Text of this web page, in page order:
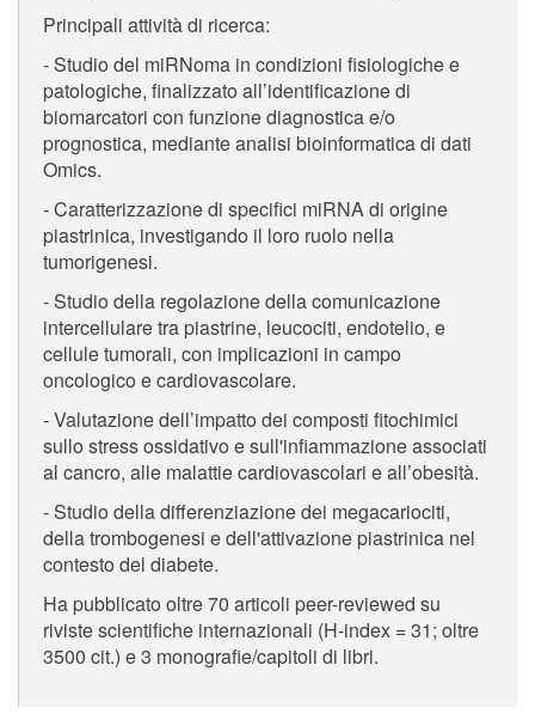
Principali attività di ricerca:
- Studio del miRNoma in condizioni fisiologiche e
patologiche, finalizzato all’identificazione di
biomarcatori con funzione diagnostica e/o
prognostica, mediante analisi bioinformatica di dati
Omics.
- Caratterizzazione di specifici miRNA di origine
piastrinica, investigando il loro ruolo nella
tumorigenesi.
- Studio della regolazione della comunicazione
intercellulare tra piastrine, leucociti, endotelio, e
cellule tumorali, con implicazioni in campo
oncologico e cardiovascolare.
- Valutazione dell’impatto dei composti fitochimici
sullo stress ossidativo e sull'infiammazione associati
al cancro, alle malattie cardiovascolari e all’obesità.
- Studio della differenziazione dei megacariociti,
della trombogenesi e dell'attivazione piastrinica nel
contesto del diabete.
Ha pubblicato oltre 70 articoli peer-reviewed su
riviste scientifiche internazionali (H-index = 31; oltre
3500 cit.) e 3 monografie/capitoli di libri.